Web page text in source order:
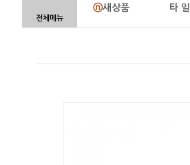
전체메뉴
ⓝ새상품 타 일